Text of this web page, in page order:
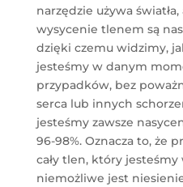
narzędzie używa
wysycenie tlenem są
dzięki czemu widzimy,
jesteśmy w danym
przypadków, bez
serca lub innych
jesteśmy zawsze
96-98%. Oznacza to, że
cały tlen, który
niemożliwe jest